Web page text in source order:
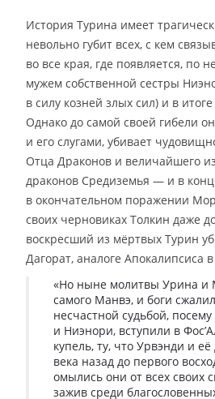
История Турина имеет
невольно губит всех, с кем
во все края, где появляется, по
мужем собственной сестры
в силу козней злых сил) и в
Однако до самой своей гибели
и его слугами, убивает
Отца Драконов и величайшего
драконов Средиземья — и в
в окончательном поражении
своих черновиках Толкин даже
воскресший из мёртвых Турин
Дагорат, аналоге Апокалипсиса
«Но ныне молитвы Урина и
самого Манвэ, и боги
несчастной судьбой,
и Ниэнори, вступили в
купель, ту, что Урвэнди и
века назад до первого
омылись они от всех своих
зажив среди